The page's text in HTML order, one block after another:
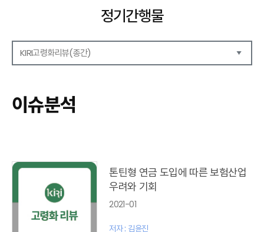
정기간행물
KIRI고령화리뷰(종간)
보험금융연구
KIRI 리포트
이슈 분석(종간)
해외 학술연구 분석(종간)
국내외동향(종간)
특별기고(종간)
고령화리뷰 모음집(종간)
이슈분석
톤틴형 연금 도입에 따른 보험산업
우려와 기회
2021-01
저자 : 김윤진